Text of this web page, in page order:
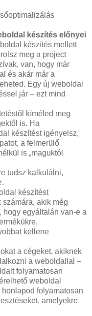
készítés előnyei
készítés mellett
meg a project
van, hogy már
és akár már a
Egy új weboldal
jár – ezt mind
kíméled meg
is. Ha
készítést igényelsz,
a felmerülő
is „maguktól
tudsz kalkulálni,
készítést
akik még
hogy egyáltalán van-e a
kellene
a cégeket, akiknek
a weboldallal –
folyamatosan
weboldal
folyamatosan
amelyekre